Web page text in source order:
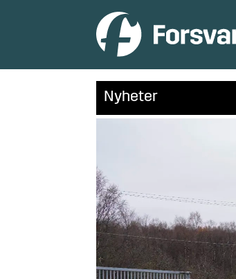
Nyheter